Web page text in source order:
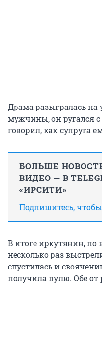
Драма разыгралась
мужчины, он ругался с
говорил, как супруга
БОЛЬШЕ
ВИДЕО — В
«ИРСИТИ»
Подпишитесь,
В итоге иркутянин, по
несколько раз
спустилась и
получила пулю. Обе от